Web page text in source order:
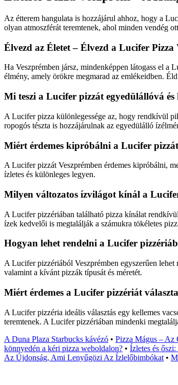
Az étterem hangulata is hozzájárul ahhoz, hogy a
olyan atmoszférát teremtenek, ahol minden vendég
Élvezd az Életet – Élvezd a Lucifer Pizza
Ha Veszprémben jársz, mindenképpen látogass el a
élmény, amely örökre megmarad az emlékeidben.
Mi teszi a Lucifer pizzát egyedülállóvá és
A Lucifer pizza különlegessége az, hogy rendkívül
ropogós tészta is hozzájárulnak az egyedülálló
Miért érdemes kipróbálni a Lucifer pizzát
A Lucifer pizzát Veszprémben érdemes kipróbálni,
ízletes és különleges legyen.
Milyen változatos ízvilágot kínál a
A Lucifer pizzériában található pizza kínálat
ízek kedvelői is megtalálják a számukra tökéletes
Hogyan lehet rendelni a Lucifer
A Lucifer pizzériából Veszprémben egyszerűen lehet
valamint a kívánt pizzák típusát és méretét.
Miért érdemes a Lucifer pizzériát
A Lucifer pizzéria ideális választás egy kellemes
teremtenek. A Lucifer pizzériában mindenki
A Duna Plaza Starbucks kávézó • Pizza Mágus – Az
könnyedén a kéri pizza weboldalon? • Ízletes és
Az Újdonság, Ami Lenyűgözi Az Ízlelőbimbókat •